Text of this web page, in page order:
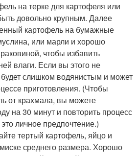
на терке для картофеля или
довольно крупным. Далее
картофель на бумажные
или марли и хорошо
чтобы избавить
влаги. Если вы этого не
будет слишком водянистым и может
приготовления. (Чтобы
от крахмала, вы можете
на 30 минут и повторить процесс
личное предпочтение.)
тертый картофель, яйцо и
среднего размера. Хорошо